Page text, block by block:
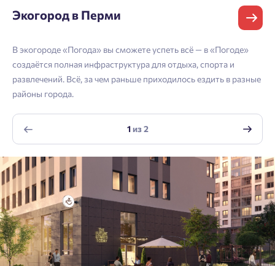
Телефон
персональных данных
Отправить
Экогород в Перми
В экогороде «Погода» вы сможете успеть всё — в «Погоде»
создаётся полная инфраструктура для отдыха, спорта и
развлечений. Всё, за чем раньше приходилось ездить в разные
районы города.
1из2
Согласен получать информационную рассылку
Отправить
Войти
Личный кабинет
Телефон
Нажимая кнопку «Отправить», вы даёте согласие на обработку
персональных данных.
Личный кабинет
Выслать код повторно через 00:58.
Отправить
Астрахань